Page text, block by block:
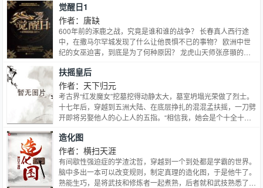
鼠”的奶酪，实在是阴的不能再阴啊。
觉醒日1
作者：唐缺
600年前的涿鹿之战，究竟是谁和谁的战争？ 长春真人西行途
中，在撒马尔罕城发现了什么让他畏惧不已的事物？ 欧洲中世
纪的女巫迫害，到底是为了何种原因？ 龙虎山天师张彦頨的寻
什么成为了杀人魔王、又在帮谁隐藏着什么？ 炼金术士尼古拉
勒梅的神秘人生，竟然是从一幅与西藏有关的凶画开始的？ 一
系列的历史谜团，整个人类的生存进化之路，似乎都和一股来自
远古的神秘力量息息相关。冯斯，一个一直过着寻常人生活的平
凡大学生，突然被卷进了一连串奇特凶险的事件中，从此进入了
界的历史。他苦苦寻找着自己的真实身份，也苦苦追索着远古恶
魔的真相与秘密。他，和神秘莫测的黑暗魔王，一起等待着最终
的觉醒之日
扶摇皇后
作者：天下归元
考古界“红发魔女”挖墓挖得动静太大，墓室坍塌光荣做了烈士。
十七年后，穿越到五洲大陆、在底层挣扎的混混孟扶摇，一刀劈
开即将另娶他人的心上人的五指。“相信我，她会是个十全十美
得益彰。”不忠所爱，弃如狗屎。从此后海阔天空，跋涉万里，
夺七国令，争天下先，为了心底回归的信念，与七国权谋皇室悍
然碰撞，同天下英才逸士际会风云。…
造化图
作者：横扫天涯
有间歇性强迫症的学渣沈哲，穿越到一个到处都是学霸的世界。
脑中多出一本可以改变规则，制定真理的造化图，于是他牛了。
熟能生巧，是将武技和修炼者一起煮熟，后者就和武技熟悉了，